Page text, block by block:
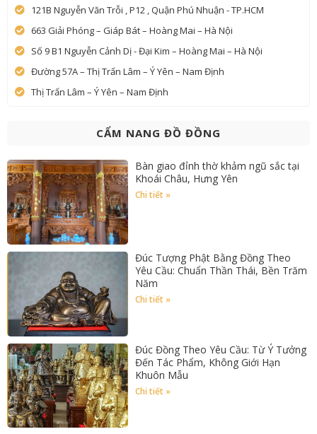
121B Nguyễn Văn Trỗi , P12 , Quận Phú Nhuận - TP.HCM
663 Giải Phóng – Giáp Bát – Hoàng Mai – Hà Nội
Số 9 B1 Nguyễn Cảnh Dị - Đại Kim – Hoàng Mai – Hà Nội
Đường 57A – Thị Trấn Lâm – Ý Yên – Nam Định
Thị Trấn Lâm – Ý Yên – Nam Định
CẨM NANG ĐỒ ĐỒNG
Bàn giao đỉnh thờ khảm ngũ sắc tại
Khoái Châu, Hưng Yên
Chi tiết »
Đúc Tượng Phật Bằng Đồng Theo
Yêu Cầu: Chuẩn Thần Thái, Bền Trăm
Năm
Chi tiết »
Đúc Đồng Theo Yêu Cầu: Từ Ý Tưởng
Đến Tác Phẩm, Không Giới Hạn
Khuôn Mẫu
Chi tiết »